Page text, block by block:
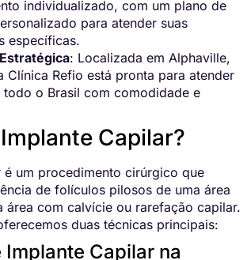
individualizado, com um plano de
para atender suas
específicas.
: Localizada em Alphaville,
Clínica Refio está pronta para atender
todo o Brasil com comodidade e
Capilar?
é um procedimento cirúrgico que
de folículos pilosos de uma área
área com calvície ou rarefação capilar.
duas técnicas principais:
Capilar na